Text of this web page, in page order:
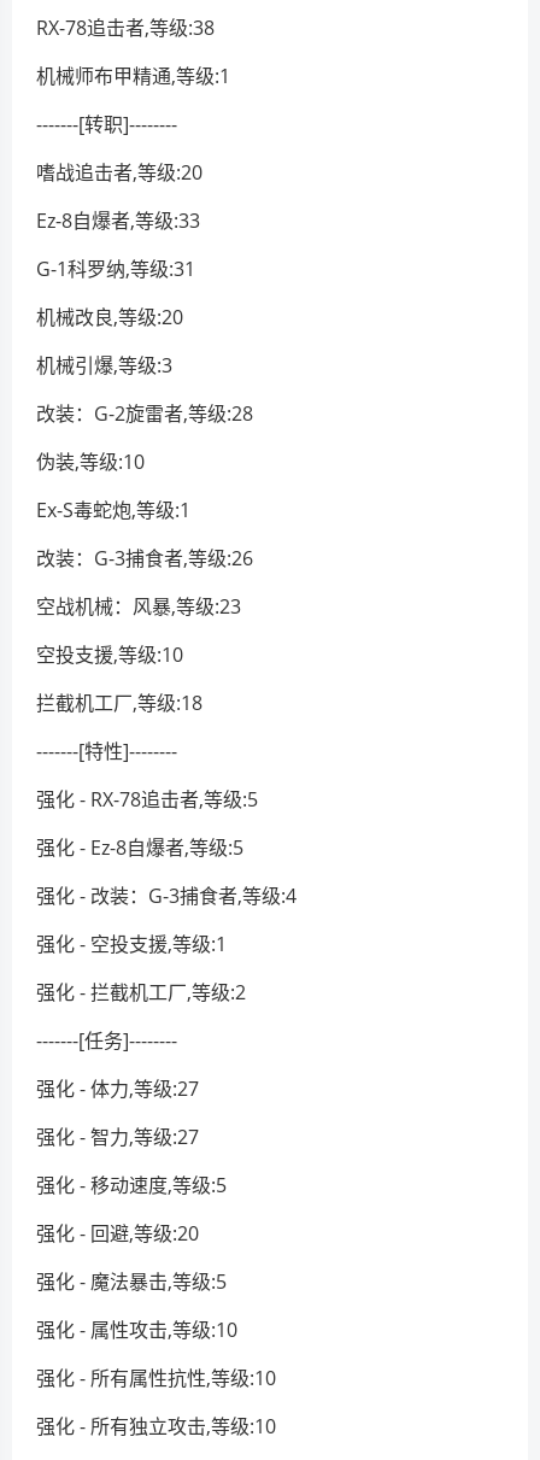
RX-78追击者,等级:38
机械师布甲精通,等级:1
-------[转职]--------
嗜战追击者,等级:20
Ez-8自爆者,等级:33
G-1科罗纳,等级:31
机械改良,等级:20
机械引爆,等级:3
改装：G-2旋雷者,等级:28
伪装,等级:10
Ex-S毒蛇炮,等级:1
改装：G-3捕食者,等级:26
空战机械：风暴,等级:23
空投支援,等级:10
拦截机工厂,等级:18
-------[特性]--------
强化 - RX-78追击者,等级:5
强化 - Ez-8自爆者,等级:5
强化 - 改装：G-3捕食者,等级:4
强化 - 空投支援,等级:1
强化 - 拦截机工厂,等级:2
-------[任务]--------
强化 - 体力,等级:27
强化 - 智力,等级:27
强化 - 移动速度,等级:5
强化 - 回避,等级:20
强化 - 魔法暴击,等级:5
强化 - 属性攻击,等级:10
强化 - 所有属性抗性,等级:10
强化 - 所有独立攻击,等级:10